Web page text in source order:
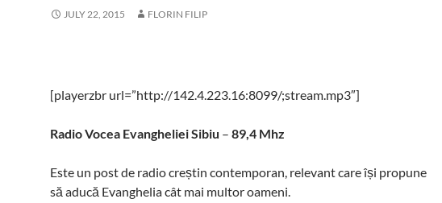
JULY 22, 2015 FLORIN FILIP
[playerzbr url=”http://142.4.223.16:8099/;stream.mp3″]
Radio Vocea Evangheliei Sibiu – 89,4 Mhz
Este un post de radio creștin contemporan, relevant care își propune
să aducă Evanghelia cât mai multor oameni.